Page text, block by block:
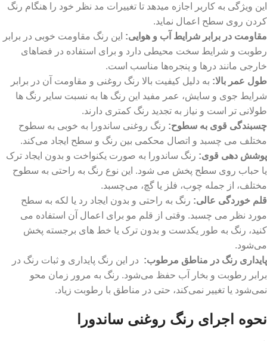
این ویژگی به کاربر اجازه میدهد تا تغییرات مد نظر خود را هنگام رنگ
کردن روی سطح اعمال نماید.
مقاومت در برابر شرایط آب و هوایی: این رنگ مقاومت خوبی در برابر
رطوبت و شرایط سخت محیطی دارد و برای استفاده در فضاهای
خارجی مانند درها و پنجره‌ها مناسب است.
طول عمر بالا: به دلیل کیفیت بالا رنگ روغنی و مقاومت آن در برابر
شرایط جوی و سایش، عمر مفید این رنگ ها به نسبت سایر رنگ ها
طولانی تر است و نیاز به تجدید رنگ کمتری دارند.
چسبندگی قوی به سطوح: رنگ روغنی ساندورا به خوبی به سطوح
مختلف می ‌چسبد و اتصال محکمی بین رنگ و سطح ایجاد می‌کند.
پوشش‌ دهی قوی: رنگ ساندورا به صورت یکنواخت و بدون ایجاد ترک
یا حباب روی سطح پخش می شود. این نوع رنگ‌ به راحتی به سطوح
مختلف، از جمله چوب، فلز یا گچ، می‌چسبد.
قلم خوردگی عالی: رنگ به راحتی و بدون ایجاد رد یا لکه به سطح
مورد نظر می ‌چسبد. وقتی از قلم ‌مو برای اعمال آن استفاده می
‌کنید، رنگ به ‌طور یکدست و بدون ترک یا خط‌ های برجسته پخش
می‌شود.
پایداری رنگ در مناطق مرطوب: در این رنگ پایداری و ثبات رنگ در
برابر رطوبت و بخار آب حفظ می‌شود. رنگ به مرور زمان محو
نمی‌شود یا تغییر نمی‌کند، حتی در مناطق با رطوبت زیاد.
نحوه اجرای رنگ روغنی ساندورا